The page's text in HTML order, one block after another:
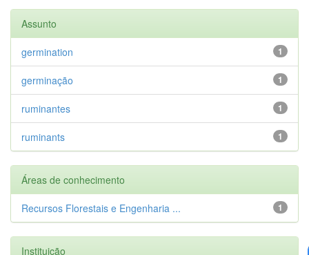
Assunto
1
germination
1
germinação
1
ruminantes
1
ruminants
Áreas de conhecimento
1
Recursos Florestais e Engenharia ...
Instituição